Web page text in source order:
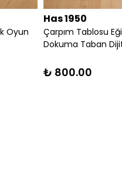
Has 1950
Dokuma Tabanlı Dijital